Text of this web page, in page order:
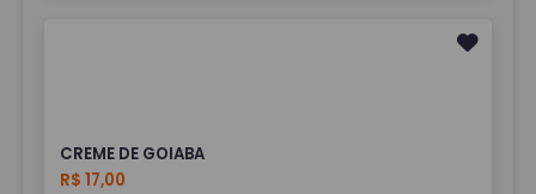
CREME DE GOIABA
R$ 17,00